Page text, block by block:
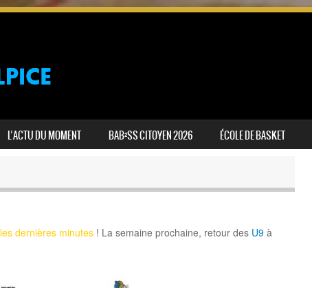
L’ACTU DU MOMENT BAB²SS CITOYEN 2026 ÉCOLE DE BASKET
les dernières minutes! La semaine prochaine, retour des U9à